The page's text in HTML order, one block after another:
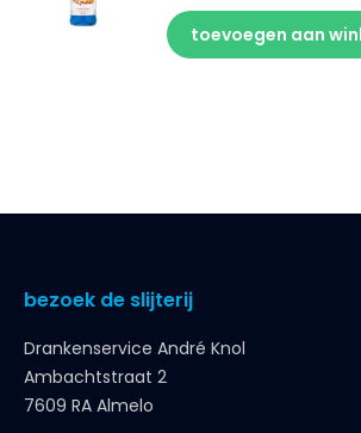
toevoegen aan
bezoek de slijterij
Drankenservice André Knol
Ambachtstraat 2
7609 RA Almelo